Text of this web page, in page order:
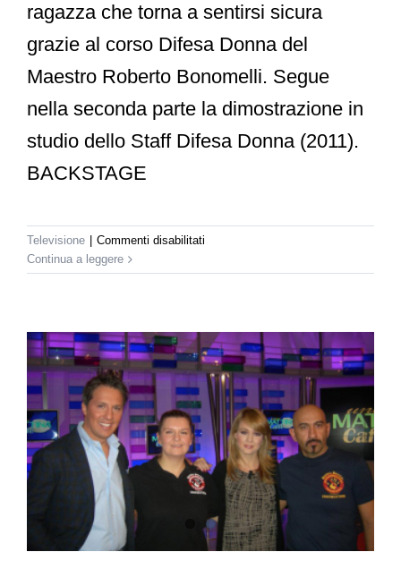
ragazza che torna a sentirsi sicura
grazie al corso Difesa Donna del
Maestro Roberto Bonomelli. Segue
nella seconda parte la dimostrazione in
studio dello Staff Difesa Donna (2011).
BACKSTAGE
Televisione Commenti disabilitati
1
Donna
a
Uno
Mattina
(part.1)
Continua a leggere